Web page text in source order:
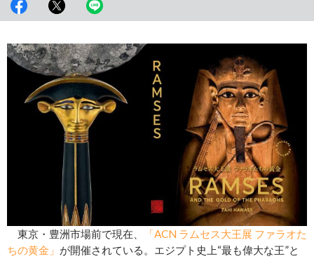
東京・豊洲市場前で現在、
「ACN ラムセス大王展 ファラオた
ちの黄金」 が開催されている。エジプト史上“最も偉大な王”と